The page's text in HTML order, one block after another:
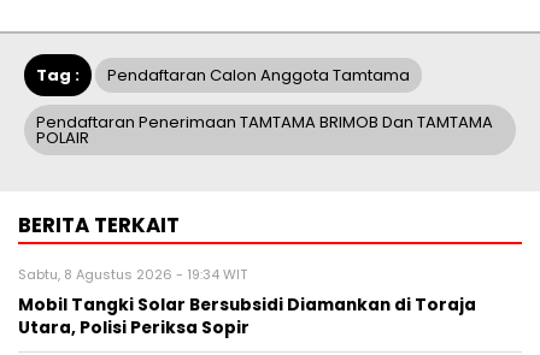
Tag : Pendaftaran Calon Anggota Tamtama
Pendaftaran Penerimaan TAMTAMA BRIMOB Dan TAMTAMA
POLAIR
BERITA TERKAIT
Sabtu, 8 Agustus 2026 - 19:34 WIT
Mobil Tangki Solar Bersubsidi Diamankan di Toraja
Utara, Polisi Periksa Sopir